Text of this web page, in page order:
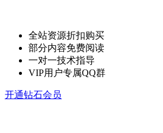
全站资源折扣购买
部分内容免费阅读
一对一技术指导
VIP用户专属QQ群
开通钻石会员